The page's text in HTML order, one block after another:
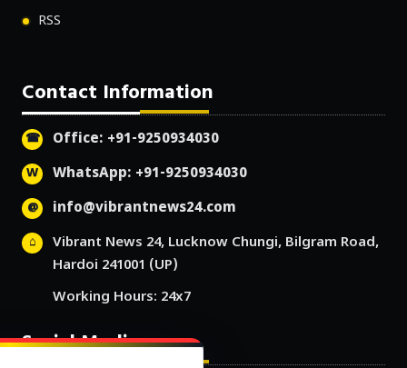
RSS
Contact Information
Office: +91-9250934030
WhatsApp: +91-9250934030
info@vibrantnews24.com
Vibrant News 24, Lucknow Chungi, Bilgram Road,
Hardoi 241001 (UP)
Working Hours: 24x7
Social Media